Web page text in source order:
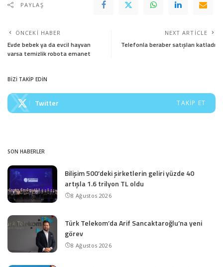
PAYLAŞ
ÖNCEKI HABER
Evde bebek ya da evcil hayvan
varsa temizlik robota emanet
NEXT ARTICLE
Telefonla beraber satışları katladı
BİZİ TAKİP EDİN
Twitter TAKIP ET
SON HABERLER
Bilişim 500’deki şirketlerin geliri yüzde 40
artışla 1.6 trilyon TL oldu
8 Ağustos 2026
Türk Telekom’da Arif Sancaktaroğlu’na yeni
görev
8 Ağustos 2026